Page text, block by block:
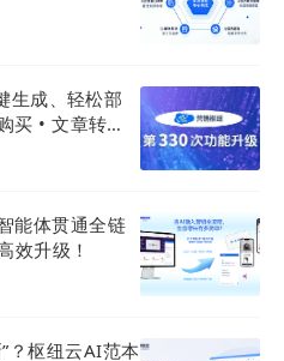
六码头便可以实现在网
某个指定分类的内容列
将三关六码头的官网打
，三关六码头可以实现文
置。三关六码头在官微
现在官网正文的右方，
生成、轻松部
买 • 文章转发
能体贯通全链
效升级！
？枢纽云AI范本